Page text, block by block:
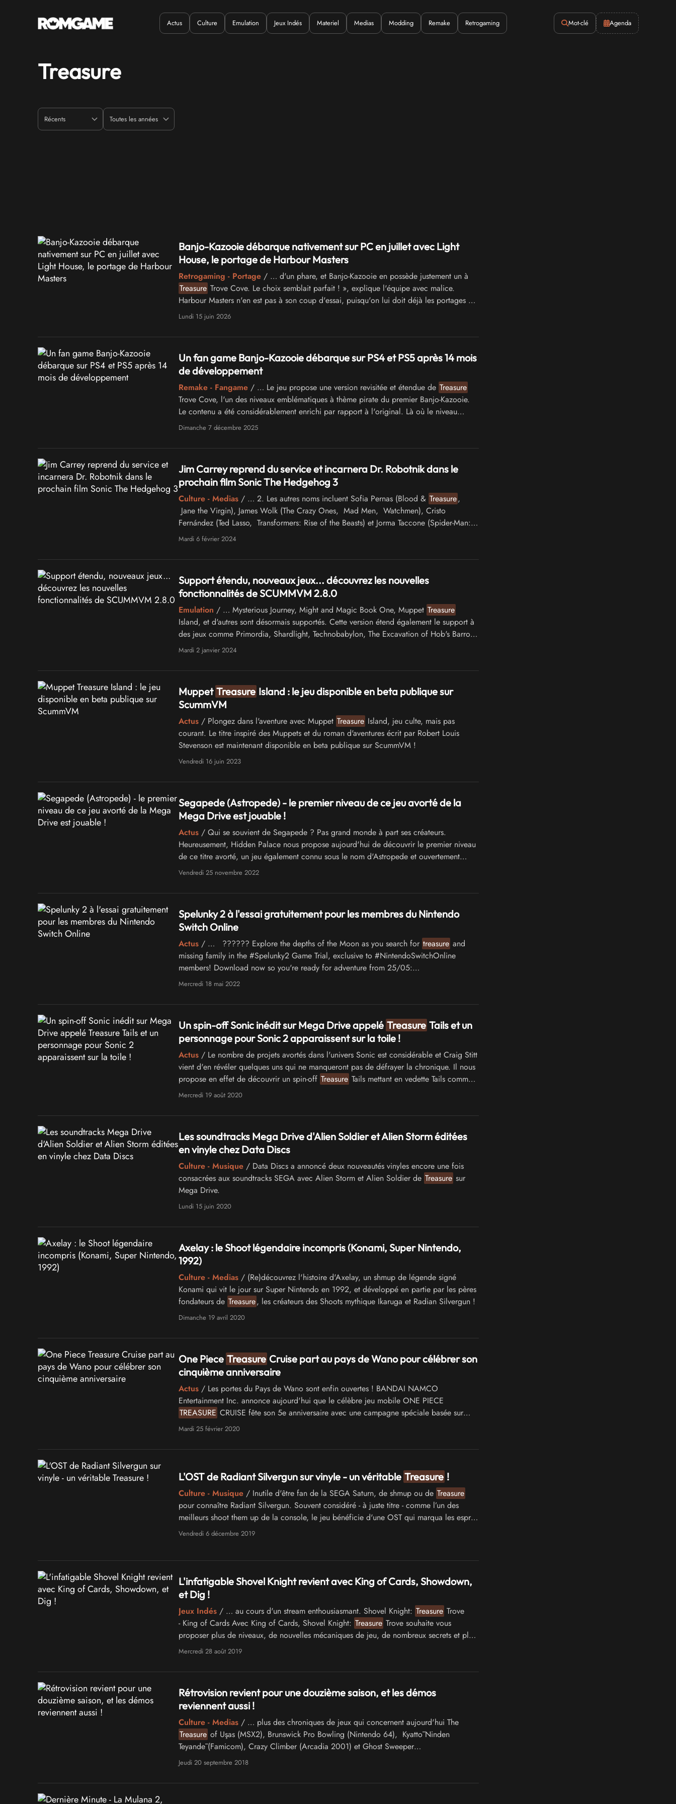
Quand ? Où ? Quoi ?
Actus Culture Emulation Jeux Indés Materiel Medias Modding Remake Retrogaming Mot-clé Agenda
Treasure
Banjo-Kazooie débarque nativement sur PC en juillet avec Light
House, le portage de Harbour Masters
Retrogaming - Portage/ … d'un phare, et Banjo-Kazooie en possède justement un à
Treasure Trove Cove. Le choix semblait parfait ! », explique l'équipe avec malice.
Harbour Masters n'en est pas à son coup d'essai, puisqu'on lui doit déjà les portages de
The Legend of Zelda: …
Lundi 15 juin 2026
Un fan game Banjo-Kazooie débarque sur PS4 et PS5 après 14 mois
de développement
Remake - Fangame/ … Le jeu propose une version revisitée et étendue de Treasure
Trove Cove, l'un des niveaux emblématiques à thème pirate du premier Banjo-Kazooie.
Le contenu a été considérablement enrichi par rapport à l'original. Là où le niveau
d'origine proposait 10 …
Dimanche 7 décembre 2025
Jim Carrey reprend du service et incarnera Dr. Robotnik dans le
prochain film Sonic The Hedgehog 3
Culture - Medias/ … 2. Les autres noms incluent Sofia Pernas (Blood & Treasure,
Jane the Virgin), James Wolk (The Crazy Ones, Mad Men, Watchmen), Cristo
Fernández (Ted Lasso, Transformers: Rise of the Beasts) et Jorma Taccone (Spider-Man:
Across the Spider-Verse), …
Mardi 6 février 2024
Support étendu, nouveaux jeux... découvrez les nouvelles
fonctionnalités de SCUMMVM 2.8.0
Emulation / … Mysterious Journey, Might and Magic Book One, Muppet Treasure
Island, et d'autres sont désormais supportés. Cette version étend également le support à
des jeux comme Primordia, Shardlight, Technobabylon, The Excavation of Hob's Barrow,
Strangeland, …
Mardi 2 janvier 2024
Muppet Treasure Island : le jeu disponible en beta publique sur
ScummVM
Actus/ Plongez dans l'aventure avec Muppet Treasure Island, jeu culte, mais pas
courant. Le titre inspiré des Muppets et du roman d'aventures écrit par Robert Louis
Stevenson est maintenant disponible en beta publique sur ScummVM !
Vendredi 16 juin 2023
Segapede (Astropede) - le premier niveau de ce jeu avorté de la
Mega Drive est jouable !
Actus/ Qui se souvient de Segapede ? Pas grand monde à part ses créateurs.
Heureusement, Hidden Palace nous propose aujourd'hui de découvrir le premier niveau
de ce titre avorté, un jeu également connu sous le nom d'Astropede et ouvertement
connecté à l'univers de Sonic, que ce soit dans son pitch ou son gameplay
Vendredi 25 novembre 2022
Spelunky 2 à l'essai gratuitement pour les membres du Nintendo
Switch Online
Actus/ … ?????? Explore the depths of the Moon as you search for treasure and
missing family in the #Spelunky2 Game Trial, exclusive to #NintendoSwitchOnline
members! Download now so you're ready for adventure from 25/05:
https://t.co/7KWkWR1cLK …
Mercredi 18 mai 2022
Un spin-off Sonic inédit sur Mega Drive appelé Treasure Tails et un
personnage pour Sonic 2 apparaissent sur la toile !
Actus/ Le nombre de projets avortés dans l'univers Sonic est considérable et Craig Stitt
vient d'en révéler quelques uns qui ne manqueront pas de défrayer la chronique. Il nous
propose en effet de découvrir un spin-off Treasure Tails mettant en vedette Tails comme
protagoniste principal, mais aussi un personnage Boomer the Turtle pour Sonic 2 et un
Mercredi 19 août 2020
Les soundtracks Mega Drive d'Alien Soldier et Alien Storm éditées
en vinyle chez Data Discs
Culture - Musique/ Data Discs a annoncé deux nouveautés vinyles encore une fois
consacrées aux soundtracks SEGA avec Alien Storm et Alien Soldier de Treasure sur
Mega Drive.
Lundi 15 juin 2020
Axelay : le Shoot légendaire incompris (Konami, Super Nintendo,
1992)
Culture - Medias/ (Re)découvrez l'histoire d'Axelay, un shmup de légende signé
Konami qui vit le jour sur Super Nintendo en 1992, et développé en partie par les pères
fondateurs de Treasure, les créateurs des Shoots mythique Ikaruga et Radian Silvergun !
Dimanche 19 avril 2020
One Piece Treasure Cruise part au pays de Wano pour célébrer son
cinquième anniversaire
Actus/ Les portes du Pays de Wano sont enfin ouvertes ! BANDAI NAMCO
Entertainment Inc. annonce aujourd'hui que le célèbre jeu mobile ONE PIECE
TREASURE CRUISE fête son 5e anniversaire avec une campagne spéciale basée sur
l'arc du Pays de Wano, de l'anime ONE PIECE
Mardi 25 février 2020
L'OST de Radiant Silvergun sur vinyle - un véritable Treasure !
Culture - Musique/ Inutile d'être fan de la SEGA Saturn, de shmup ou de Treasure
pour connaître Radiant Silvergun. Souvent considéré - à juste titre - comme l’un des
meilleurs shoot them up de la console, le jeu bénéficie d'une OST qui marqua les esprits
en son temps, au moins …
Vendredi 6 décembre 2019
L'infatigable Shovel Knight revient avec King of Cards, Showdown,
et Dig !
Jeux Indés/ … au cours d'un stream enthousiasmant. Shovel Knight: Treasure Trove
- King of Cards Avec King of Cards, Shovel Knight: Treasure Trove souhaite vous
proposer plus de niveaux, de nouvelles mécaniques de jeu, de nombreux secrets et plus
de contenu que …
Mercredi 28 août 2019
Rétrovision revient pour une douzième saison, et les démos
reviennent aussi !
Culture - Medias/ … plus des chroniques de jeux qui concernent aujourd'hui The
Treasure of Uşas (MSX2), Brunswick Pro Bowling (Nintendo 64), Kyattō Ninden
Teyandē (Famicom), Crazy Climber (Arcadia 2001) et Ghost Sweeper
Mikami (PC Engine Super CD-ROM²), cette rentrée marque le …
Jeudi 20 septembre 2018